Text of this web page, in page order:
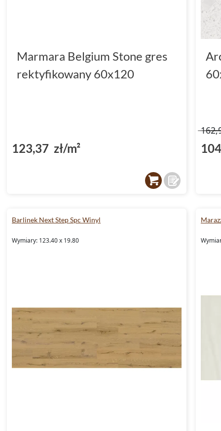
Marmara Belgium Stone gres
rektyfikowany 60x120
123,37 zł/m²
Barlinek Next Step Spc Winyl
Wymiary: 123.40 x 19.80